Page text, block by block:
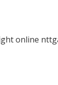
online